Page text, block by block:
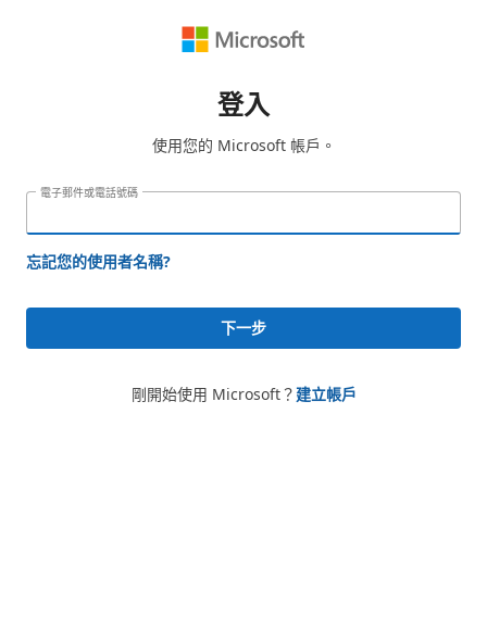
登入
使用您的 Microsoft 帳戶。
電子郵件或電話號碼
忘記您的使用者名稱?
下一步
剛開始使用 Microsoft？建立帳戶